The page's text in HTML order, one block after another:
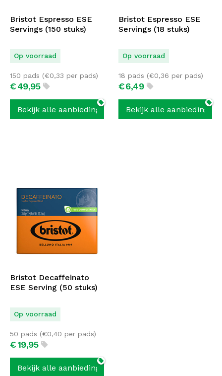
Bristot Espresso ESE
Servings (150 stuks)
Op voorraad
€49,95
150 pads (€0,33 per pads)
Bekijk alle aanbiedingen
Bristot Espresso ESE
Servings (18 stuks)
Op voorraad
€6,49
18 pads (€0,36 per pads)
Bekijk alle aanbiedingen
Bristot Decaffeinato
ESE Serving (50 stuks)
Op voorraad
€19,95
50 pads (€0,40 per pads)
Bekijk alle aanbiedingen